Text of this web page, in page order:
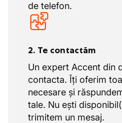
de telefon.
2. Te contactăm
Un expert Accent din
contacta. Îți oferim
necesare și
tale. Nu ești
trimitem un mesaj.